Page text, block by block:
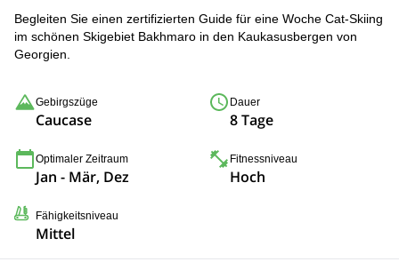
Begleiten Sie einen zertifizierten Guide für eine Woche Cat-Skiing
im schönen Skigebiet Bakhmaro in den Kaukasusbergen von
Georgien.
Gebirgszüge
Caucase
Dauer
8 Tage
Optimaler Zeitraum
Jan - Mär, Dez
Fitnessniveau
Hoch
Fähigkeitsniveau
Mittel